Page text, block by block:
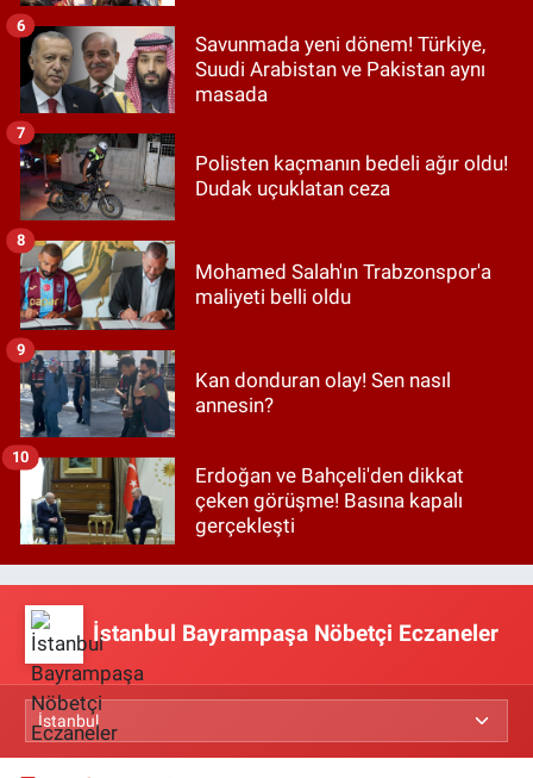
Savunmada yeni dönem! Türkiye,
Suudi Arabistan ve Pakistan aynı
masada
6
Polisten kaçmanın bedeli ağır oldu!
Dudak uçuklatan ceza
7
Mohamed Salah'ın Trabzonspor'a
maliyeti belli oldu
8
Kan donduran olay! Sen nasıl
annesin?
9
Erdoğan ve Bahçeli'den dikkat
çeken görüşme! Basına kapalı
gerçekleşti
10
İstanbul Bayrampaşa Nöbetçi Eczaneler